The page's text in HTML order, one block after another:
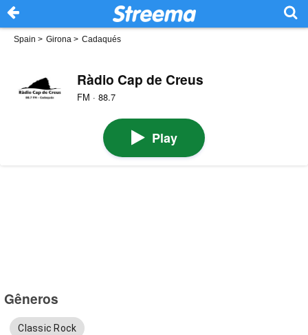
Spain > Girona > Cadaqués
Ràdio Cap de Creus
FM · 88.7
Play
Gêneros
Classic Rock